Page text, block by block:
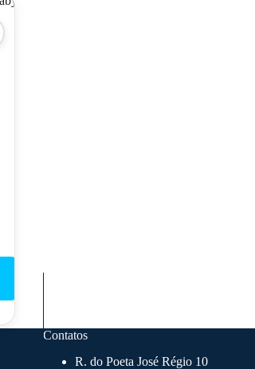
Contatos
R. do Poeta José Régio 10